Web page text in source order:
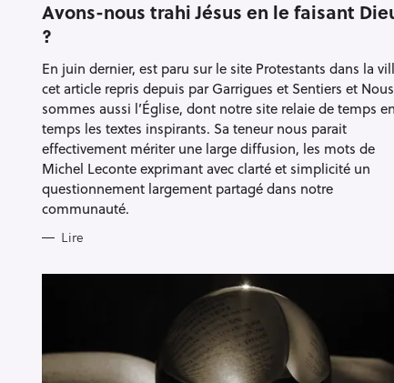
T
E
G
O
I
S
Avons-nous trahi Jésus en le faisant
?
En juin dernier, est paru sur le site Protestants dans la
cet article repris depuis par Garrigues et Sentiers et Nous
sommes aussi l’Église, dont notre site relaie de temps en
temps les textes inspirants. Sa teneur nous parait
effectivement mériter une large diffusion, les mots de
Michel Leconte exprimant avec clarté et simplicité un
questionnement largement partagé dans notre
communauté.
Lire